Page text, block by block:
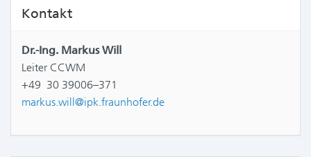
Kontakt
Dr.-Ing. Markus Will
Leiter CCWM
+49 30 39006–371
markus.will@ipk.fraunhofer.de